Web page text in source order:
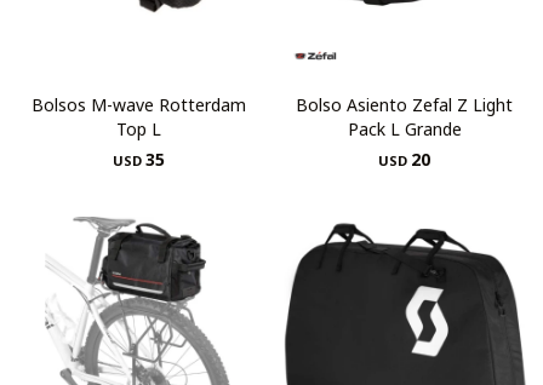
Bolsos M-wave Rotterdam
Top L
USD 35
Bolso Asiento Zefal Z Light
Pack L Grande
USD 20